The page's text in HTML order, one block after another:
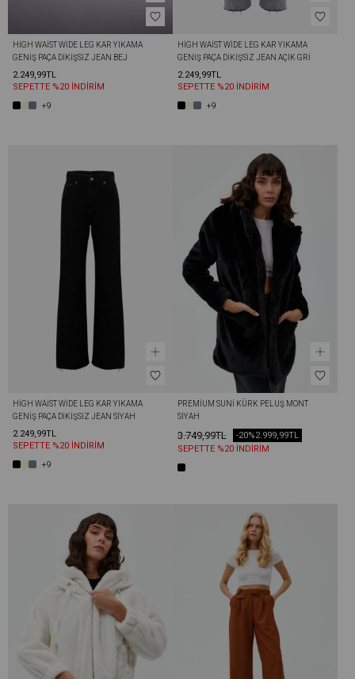
HIGH WAIST WIDE LEG KAR YIKAMA
GENIŞ PAÇA DIKIŞSIZ JEAN BEJ
2.249,99TL
SEPETTE %20 İNDİRİM
+9
HIGH WAIST WIDE LEG KAR YIKAMA
GENIŞ PAÇA DIKIŞSIZ JEAN AÇIK GRI
2.249,99TL
SEPETTE %20 İNDİRİM
+9
HIGH WAIST WIDE LEG KAR YIKAMA
GENIŞ PAÇA DIKIŞSIZ JEAN SIYAH
2.249,99TL
SEPETTE %20 İNDİRİM
+9
PREMIUM SUNI KÜRK PELUŞ MONT
SIYAH
3.749,99TL 2.999,99TL
-20%
SEPETTE %20 İNDİRİM